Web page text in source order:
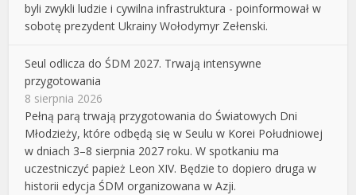
byli zwykli ludzie i cywilna infrastruktura - poinformował w
sobotę prezydent Ukrainy Wołodymyr Zełenski.
Seul odlicza do ŚDM 2027. Trwają intensywne
przygotowania
8 sierpnia 2026
Pełną parą trwają przygotowania do Światowych Dni
Młodzieży, które odbędą się w Seulu w Korei Południowej
w dniach 3–8 sierpnia 2027 roku. W spotkaniu ma
uczestniczyć papież Leon XIV. Będzie to dopiero druga w
historii edycja ŚDM organizowana w Azji.